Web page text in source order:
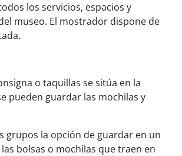
los servicios, espacios y
museo. El mostrador dispone de
o taquillas se sitúa en la
pueden guardar las mochilas y
grupos la opción de guardar en un
bolsas o mochilas que traen en